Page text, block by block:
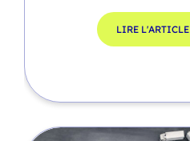
LIRE L'ARTICLE